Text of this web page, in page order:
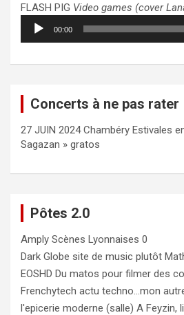
FLASH PIG Video games (cover
Lecteur
audio
00:00
Concerts à ne pas rater
27 JUIN 2024 Chambéry Estivales
Sagazan » gratos
Pôtes 2.0
Amply Scènes Lyonnaises 0
Dark Globe site de music plutôt
EOSHD Du matos pour filmer des
Frenchytech actu techno…mon
l'epicerie moderne (salle) A Feyzin,